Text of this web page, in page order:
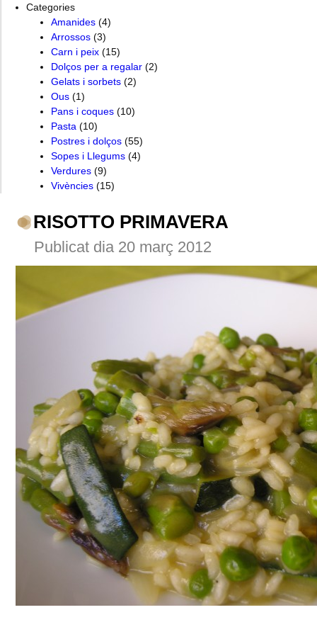
Categories
Amanides (4)
Arrossos (3)
Carn i peix (15)
Dolços per a regalar (2)
Gelats i sorbets (2)
Ous (1)
Pans i coques (10)
Pasta (10)
Postres i dolços (55)
Sopes i Llegums (4)
Verdures (9)
Vivències (15)
RISOTTO PRIMAVERA
Publicat dia 20 març 2012